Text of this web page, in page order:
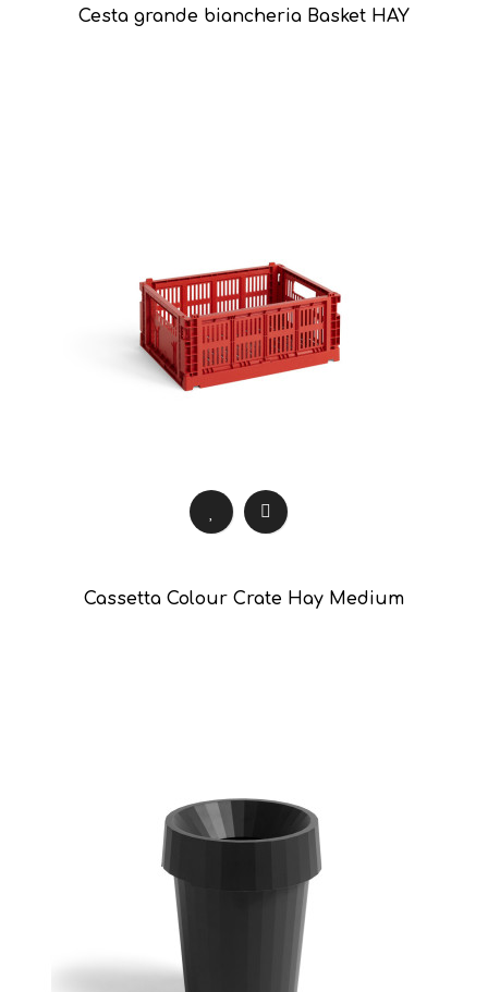
Cesta grande biancheria Basket HAY
Cassetta Colour Crate Hay Medium